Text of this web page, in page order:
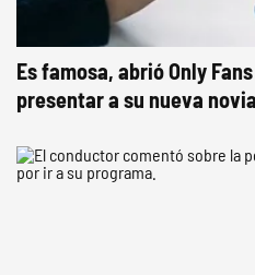
Es famosa, abrió Only
presentar a su nueva novia